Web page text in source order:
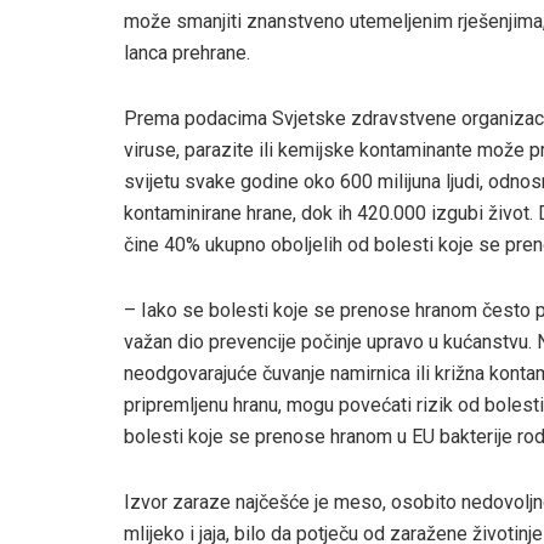
može smanjiti znanstveno utemeljenim
lanca prehrane.
Prema podacima Svjetske zdravstvene
viruse, parazite ili kemijske kontaminante može
svijetu svake godine oko 600 milijuna ljudi,
kontaminirane hrane, dok ih 420.000 izgubi
čine 40% ukupno oboljelih od bolesti koje se
– Iako se bolesti koje se prenose hranom često
važan dio prevencije počinje upravo u
neodgovarajuće čuvanje namirnica ili križna
pripremljenu hranu, mogu povećati rizik od
bolesti koje se prenose hranom u EU bakterije
Izvor zaraze najčešće je meso, osobito
mlijeko i jaja, bilo da potječu od zaražene